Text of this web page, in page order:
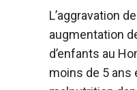
L’aggravation
augmentation
d’enfants au
moins de 5 ans